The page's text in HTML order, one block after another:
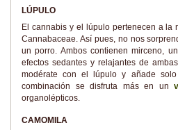
LÚPULO
El cannabis y el lúpulo pertenecen a la
Cannabaceae. Así pues, no nos
un porro. Ambos contienen mirceno,
efectos sedantes y relajantes de
modérate con el lúpulo y añade solo
combinación se disfruta más en un
organolépticos.
CAMOMILA